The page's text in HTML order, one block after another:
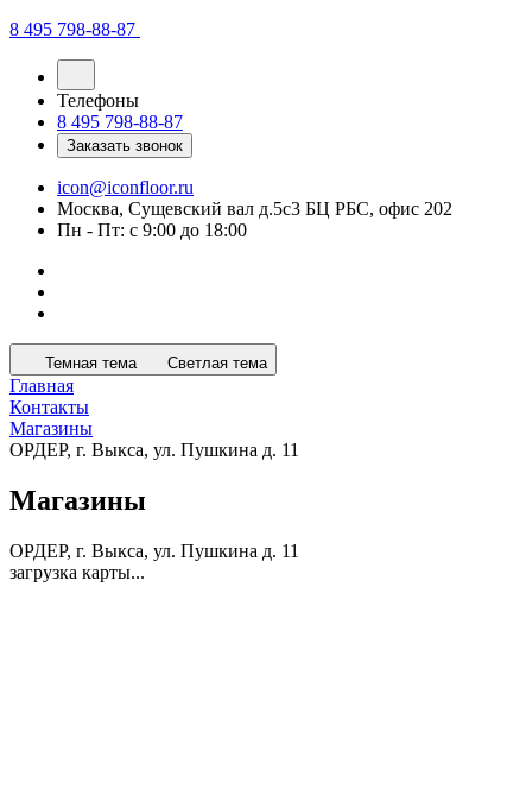
8 495 798-88-87
Телефоны
8 495 798-88-87
Заказать звонок
icon@iconfloor.ru
Москва, Сущевский вал д.5с3 БЦ РБС, офис 202
Пн - Пт: с 9:00 до 18:00
Темная тема Светлая тема
Главная
Контакты
Магазины
ОРДЕР, г. Выкса, ул. Пушкина д. 11
Магазины
ОРДЕР, г. Выкса, ул. Пушкина д. 11
загрузка карты...